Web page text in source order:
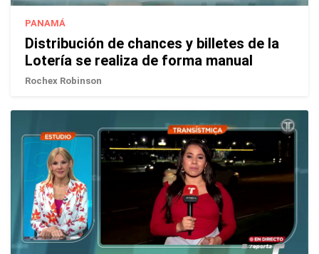
PANAMÁ
Distribución de chances y billetes de la
Lotería se realiza de forma manual
Rochex Robinson